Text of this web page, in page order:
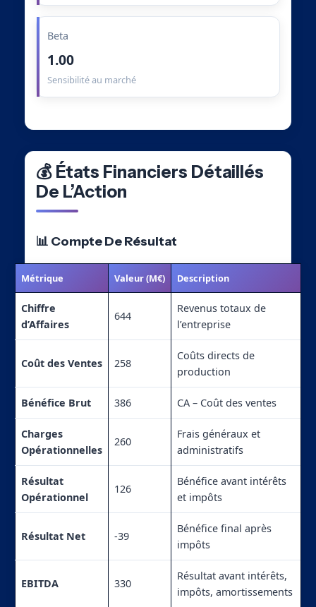
Beta
1.00
Sensibilité au marché
💰 États Financiers Détaillés
De L’Action
📊 Compte De Résultat
Métrique Valeur (M€) Description
Chiffre
d’Affaires
644
Revenus totaux de
l’entreprise
Coût des Ventes 258
Coûts directs de
production
Bénéfice Brut 386 CA – Coût des ventes
Charges
Opérationnelles
260
Frais généraux et
administratifs
Résultat
Opérationnel
126
Bénéfice avant intérêts
et impôts
Résultat Net -39
Bénéfice final après
impôts
EBITDA 330
Résultat avant intérêts,
impôts, amortissements